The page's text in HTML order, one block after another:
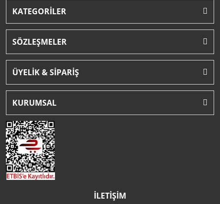
KATEGORİLER
SÖZLEŞMELER
ÜYELİK & SİPARİŞ
KURUMSAL
İLETİŞİM